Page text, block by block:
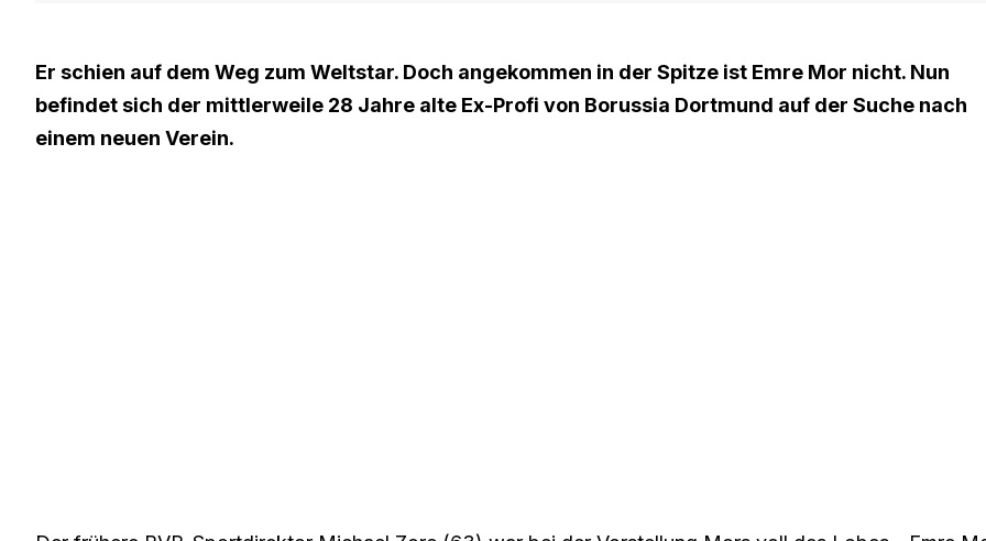
Er schien auf dem Weg zum Weltstar. Doch angekommen in der Spitze ist Emre Mor nicht. Nun
befindet sich der mittlerweile 28 Jahre alte Ex-Profi von Borussia Dortmund auf der Suche nach
einem neuen Verein.